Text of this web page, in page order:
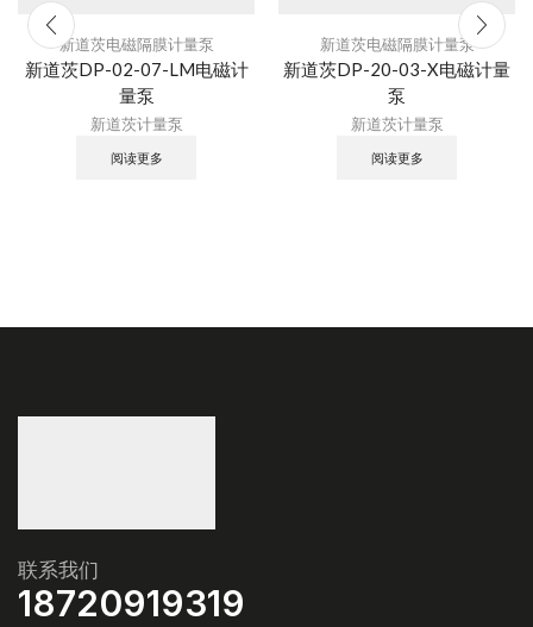
新道茨电磁隔膜计量泵
新道茨DP-02-07-LM电磁计
量泵
新道茨计量泵
阅读更多
新道茨电磁隔膜计量泵
新道茨DP-20-03-X电磁计量
泵
新道茨计量泵
阅读更多
联系我们
18720919319